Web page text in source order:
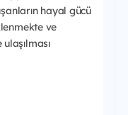
hayal gücü
ve